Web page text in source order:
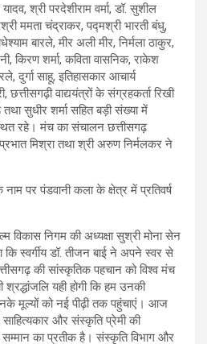
श्री परदेशीराम वर्मा, डॉ. सुशील
ममता चंद्राकर, पद्मश्री भारती बंधु,
बारले, मीर अली मीर, निर्मला ठाकुर,
किरण शर्मा, कविता वासनिक, राकेश
दुर्गा साहू, इतिहासकार आचार्य
छत्तीसगढ़ी वाद्ययंत्रों के संग्रहकर्ता रिखी
तथा सुधीर शर्मा सहित बड़ी संख्या में
रहे। मंच का संचालन छत्तीसगढ़
मिश्रा तथा श्री अरुण निर्मलकर ने
विकास निगम की अध्यक्षा सुश्री मोना सेन
स्वर्गीय डॉ. तीजन बाई ने अपने स्वर से
की सांस्कृतिक पहचान को विश्व मंच
यही होगी कि हम उनकी
मूल्यों को नई पीढ़ी तक पहुंचाएं। आज
और संस्कृति प्रेमी की
का प्रतीक है। संस्कृति विभाग और